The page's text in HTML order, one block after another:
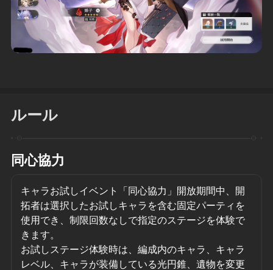
ルール
同心協力
キャラお試しイベント「同心協力」開放期間中、開
拓者は選択したお試しキャラを含む固定パーティを
使用でき、制限回数なしで指定のステージを体験で
きます。
お試しステージ体験時は、編成内のキャラ、キャラ
レベル、キャラが装備している光円錐、遺物を変更